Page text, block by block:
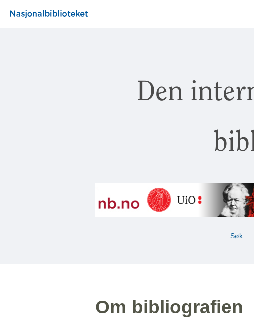
Den
Søk
Om bibliografien